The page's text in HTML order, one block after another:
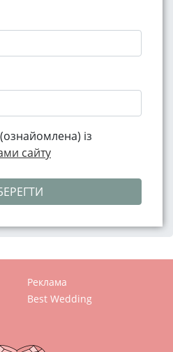
із
сайту
Реклама
Best Wedding